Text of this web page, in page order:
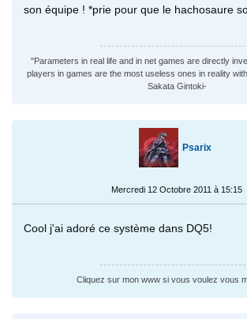
son équipe ! *prie pour que le hachosaure
"Parameters in real life and in net games are directly
players in games are the most useless ones in reality
Sakata Gintoki-
Psarix
Mercredi 12 Octobre 2011 à 15:15
Cool j'ai adoré ce système dans DQ5!
Cliquez sur mon www si vous voulez vous